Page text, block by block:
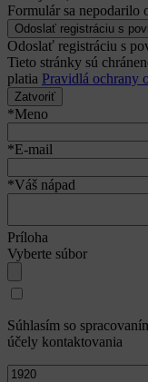
Formulár sa nepodarilo
Odoslať registráciu s
Tieto stránky sú
platia Pravidlá ochrany
Zatvoriť
*Meno
*E-mail
*Váš nápad
Príloha
Vyberte súbor
Súhlasím so
účely kontaktovania